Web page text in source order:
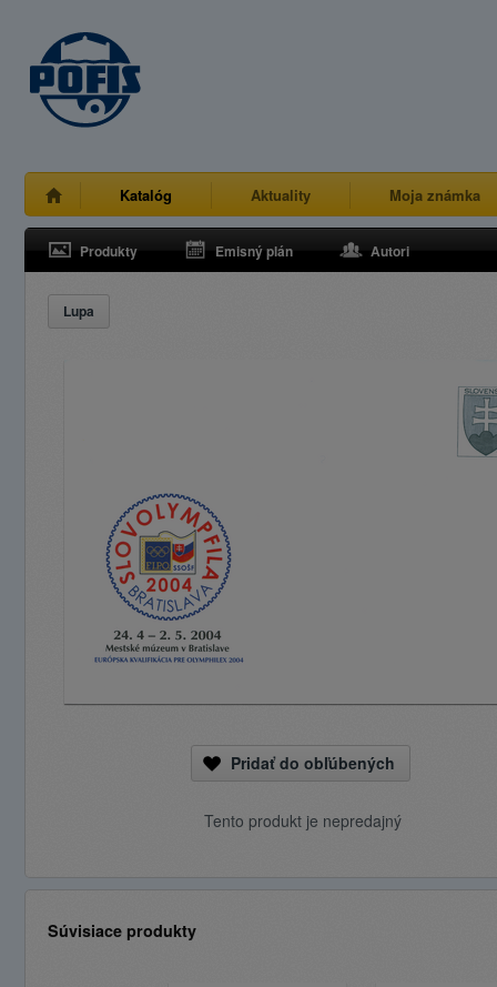
Katalóg Aktuality Moja známka
Produkty Emisný plán Autori
Lupa
Pridať do obľúbených
Tento produkt je nepredajný
Súvisiace produkty